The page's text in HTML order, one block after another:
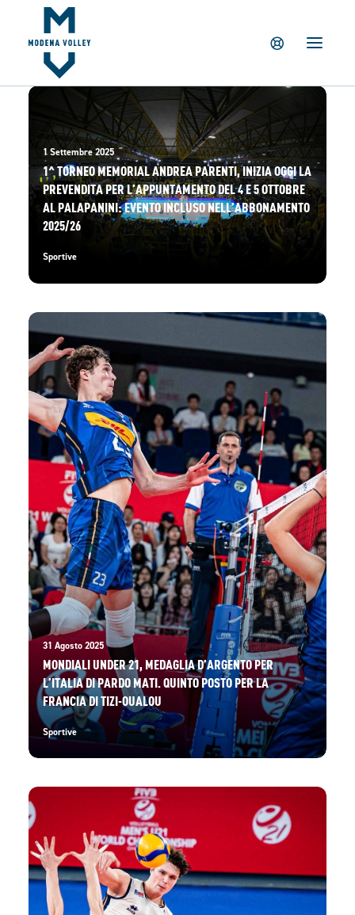
IL CLUB
NEWS
TICKETING
MV PARTNERS
PALAPANINI
GIOVANILI
ACADEMY
STORE
1 Settembre 2025
1^ TORNEO MEMORIAL ANDREA PARENTI, INIZIA OGGI LA
PREVENDITA PER L’APPUNTAMENTO DEL 4 E 5 OTTOBRE
AL PALAPANINI: EVENTO INCLUSO NELL’ABBONAMENTO
2025/26
Sportive
31 Agosto 2025
MONDIALI UNDER 21, MEDAGLIA D’ARGENTO PER
L’ITALIA DI PARDO MATI. QUINTO POSTO PER LA
FRANCIA DI TIZI-OUALOU
Sportive